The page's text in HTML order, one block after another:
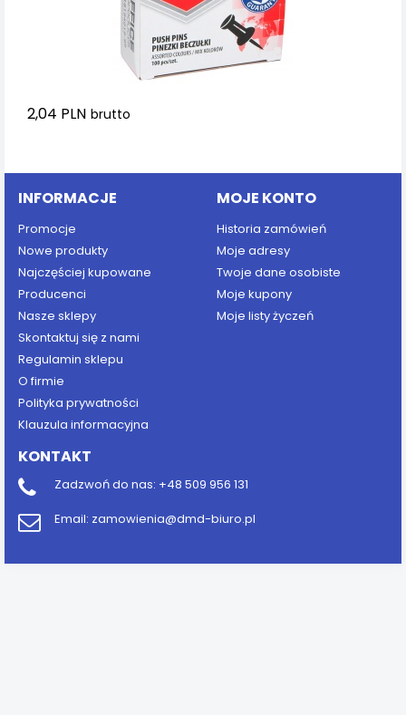
2,04 PLN brutto
INFORMACJE
Promocje
Nowe produkty
Najczęściej kupowane
Producenci
Nasze sklepy
Skontaktuj się z nami
Regulamin sklepu
O firmie
Polityka prywatności
Klauzula informacyjna
MOJE KONTO
Historia zamówień
Moje adresy
Twoje dane osobiste
Moje kupony
Moje listy życzeń
KONTAKT
Zadzwoń do nas: +48 509 956 131
Email: zamowienia@dmd-biuro.pl